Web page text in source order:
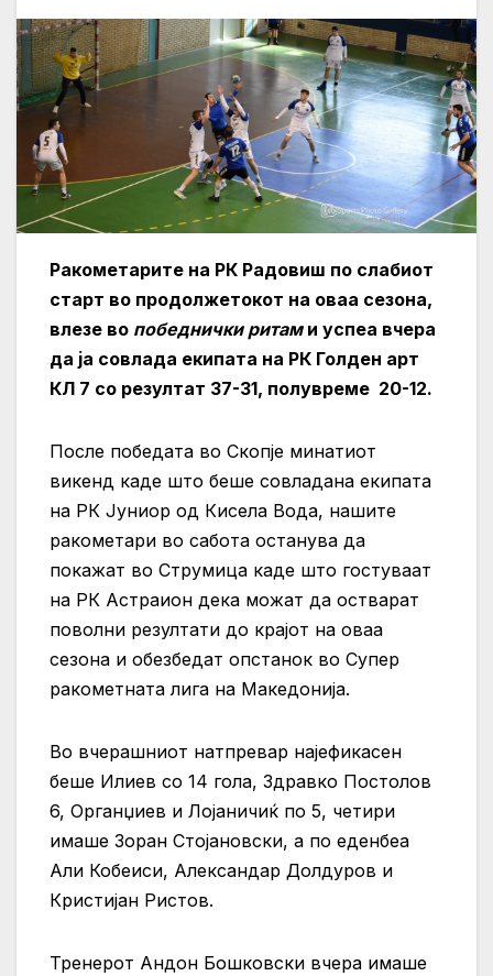
Ракометарите на РК Радовиш по слабиот
старт во продолжетокот на оваа сезона,
влезе во победнички ритами успеа вчера
да ја совлада екипата на РК Голден арт
КЛ 7 со резултат 37-31, полувреме 20-12.
После победата во Скопје минатиот
викенд каде што беше совладана екипата
на РК Јуниор од Кисела Вода, нашите
ракометари во сабота останува да
покажат во Струмица каде што гостуваат
на РК Астраион дека можат да остварат
поволни резултати до крајот на оваа
сезона и обезбедат опстанок во Супер
ракометната лига на Македонија.
Во вчерашниот натпревар најефикасен
беше Илиев со 14 гола, Здравко Постолов
6, Органџиев и Лојаничиќ по 5, четири
имаше Зоран Стојановски, а по еденбеа
Али Кобеиси, Александар Долдуров и
Кристијан Ристов.
Тренерот Андон Бошковски вчера имаше